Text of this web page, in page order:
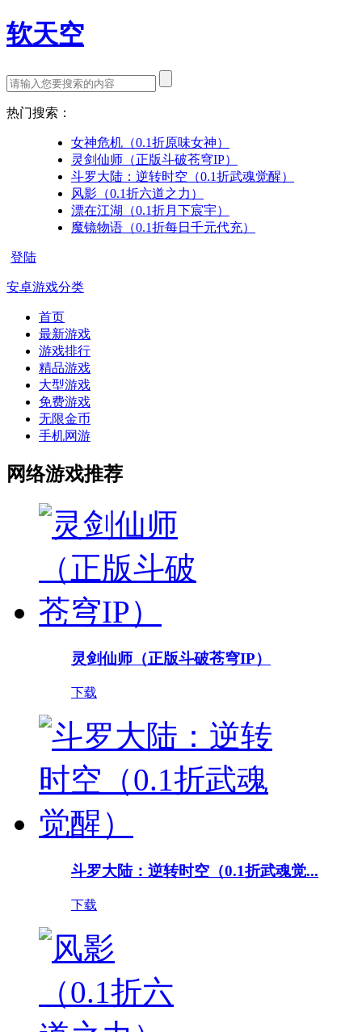
软天空
热门搜索：
女神危机（0.1折原味女神）
灵剑仙师（正版斗破苍穹IP）
斗罗大陆：逆转时空（0.1折武魂觉醒）
风影（0.1折六道之力）
漂在江湖（0.1折月下宸宇）
魔镜物语（0.1折每日千元代充）
登陆
安卓游戏分类
首页
最新游戏
游戏排行
精品游戏
大型游戏
免费游戏
无限金币
手机网游
网络游戏推荐
灵剑仙师（正版斗破苍穹IP）
下载
斗罗大陆：逆转时空（0.1折武魂觉...
下载